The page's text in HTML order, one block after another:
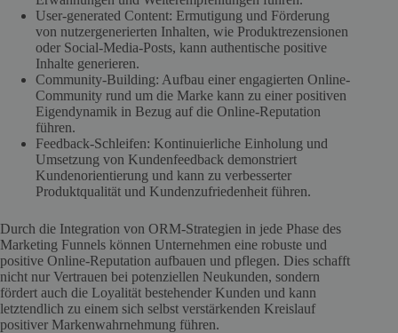
User-generated Content: Ermutigung und Förderung
von nutzergenerierten Inhalten, wie Produktrezensionen
oder Social-Media-Posts, kann authentische positive
Inhalte generieren.
Community-Building: Aufbau einer engagierten Online-
Community rund um die Marke kann zu einer positiven
Eigendynamik in Bezug auf die Online-Reputation
führen.
Feedback-Schleifen: Kontinuierliche Einholung und
Umsetzung von Kundenfeedback demonstriert
Kundenorientierung und kann zu verbesserter
Produktqualität und Kundenzufriedenheit führen.
Durch die Integration von ORM-Strategien in jede Phase des
Marketing Funnels können Unternehmen eine robuste und
positive Online-Reputation aufbauen und pflegen. Dies schafft
nicht nur Vertrauen bei potenziellen Neukunden, sondern
fördert auch die Loyalität bestehender Kunden und kann
letztendlich zu einem sich selbst verstärkenden Kreislauf
positiver Markenwahrnehmung führen.